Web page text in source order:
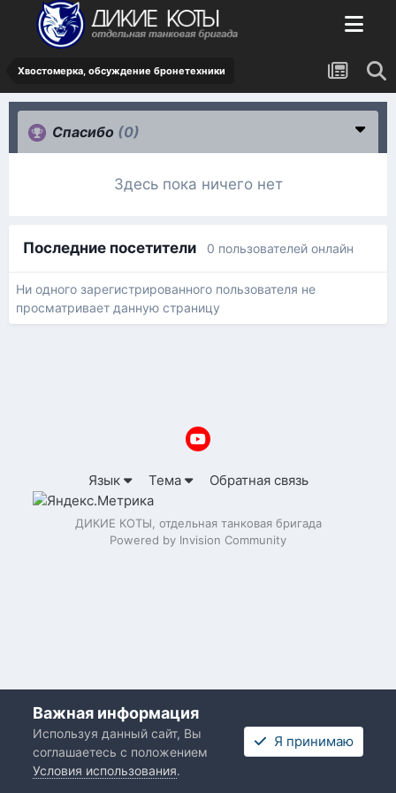
Хвостомерка, обсуждение бронетехники
Спасибо (0)
Здесь пока ничего нет
Последние посетители 0 пользователей онлайн
Ни одного зарегистрированного пользователя не
просматривает данную страницу
Язык Тема Обратная связь
ДИКИЕ КОТЫ, отдельная танковая бригада
Powered by Invision Community
Важная информация
Используя данный сайт, Вы
соглашаетесь с положением
Условия использования.
Я принимаю